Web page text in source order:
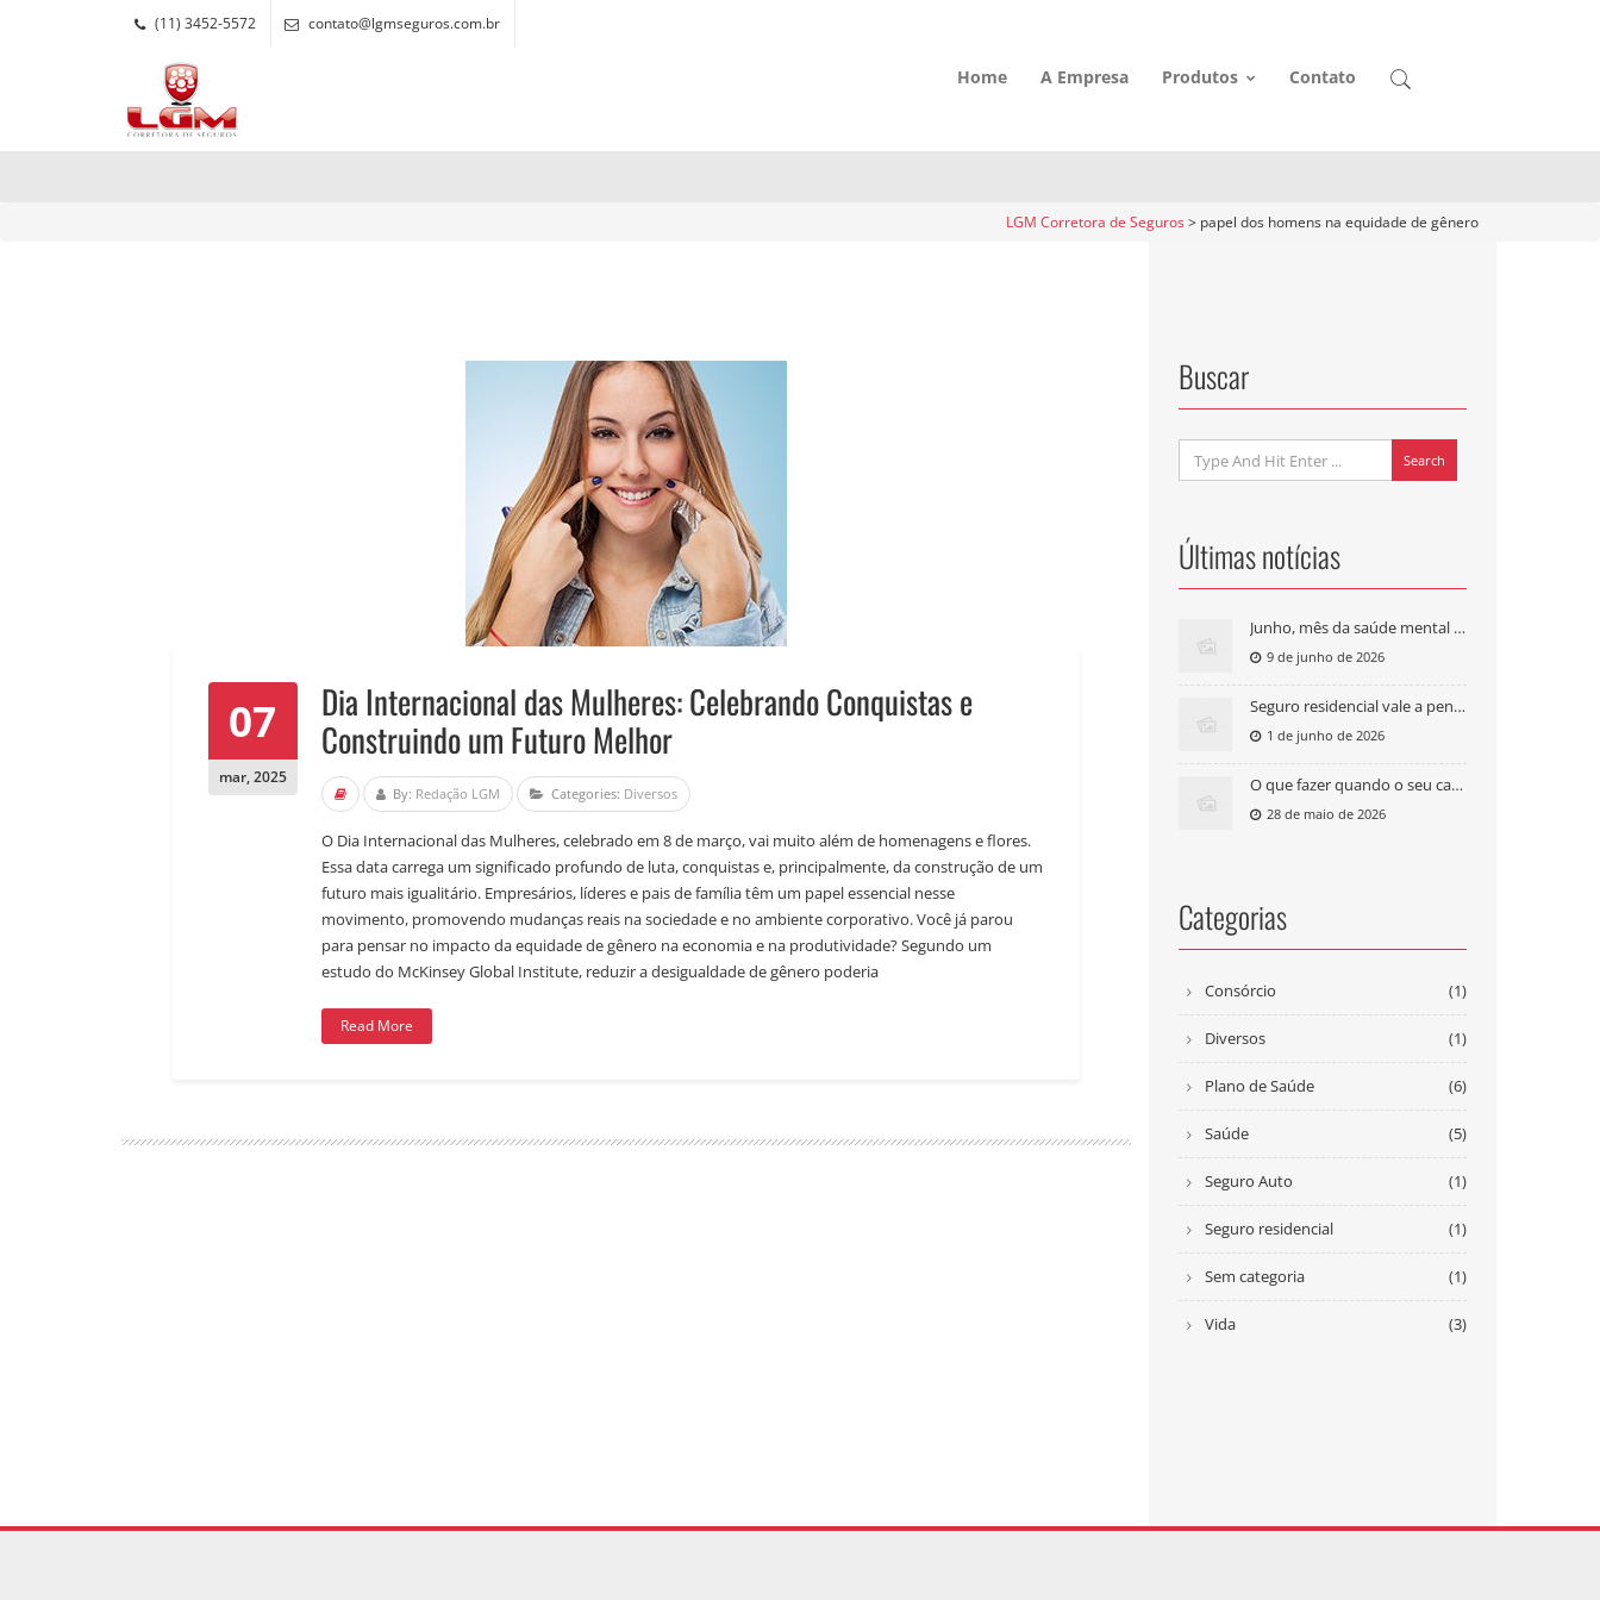
(11) 3452-5572 contato@lgmseguros.com.br
Home A Empresa Produtos Contato
papel dos homens na equidade de gênero
Tags Archive Page
LGM Corretora de Seguros> papel dos homens na equidade de gênero
07
mar,2025
Dia Internacional das Mulheres: Celebrando Conquistas e
Construindo um Futuro Melhor
By: Redação LGM Categories: Diversos
O Dia Internacional das Mulheres, celebrado em 8 de março, vai muito além de homenagens e flores.
Essa data carrega um significado profundo de luta, conquistas e, principalmente, da construção de um
futuro mais igualitário. Empresários, líderes e pais de família têm um papel essencial nesse
movimento, promovendo mudanças reais na sociedade e no ambiente corporativo. Você já parou
para pensar no impacto da equidade de gênero na economia e na produtividade? Segundo um
estudo do McKinsey Global Institute, reduzir a desigualdade de gênero poderia
Read More
Buscar
Search
Últimas notícias
Junho, mês da saúde mental masculina: seu plano de saúde cobre tratamento psicológico?
9 de junho de 2026
Seguro residencial vale a pena? O que cobre e quanto custa
1 de junho de 2026
O que fazer quando o seu carro é roubado?
28 de maio de 2026
Categorias
Consórcio (1)
Diversos (1)
Plano de Saúde (6)
Saúde (5)
Seguro Auto (1)
Seguro residencial (1)
Sem categoria (1)
Vida (3)